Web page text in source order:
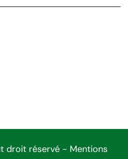
droit réservé - Mentions